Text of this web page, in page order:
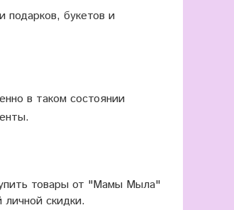
подарков, букетов и
в таком состоянии
товары от "Мамы Мыла"
скидки.